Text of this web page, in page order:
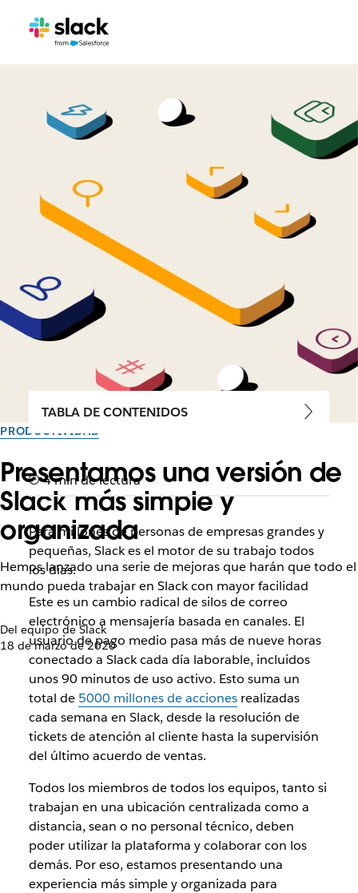
PRODUCTIVIDAD
Presentamos una versión de
Slack más simple y
organizada
Hemos lanzado una serie de mejoras que harán que todo el
mundo pueda trabajar en Slack con mayor facilidad
Del equipo de Slack
18 de marzo de 2020
TABLA DE CONTENIDOS
4 min de lectura
Para millones de personas de empresas grandes y
pequeñas, Slack es el motor de su trabajo todos
los días.
Este es un cambio radical de silos de correo
electrónico a mensajería basada en canales. El
usuario de pago medio pasa más de nueve horas
conectado a Slack cada día laborable, incluidos
unos 90 minutos de uso activo. Esto suma un
total de5000 millones de accionesrealizadas
cada semana en Slack, desde la resolución de
tickets de atención al cliente hasta la supervisión
del último acuerdo de ventas.
Todos los miembros de todos los equipos, tanto si
trabajan en una ubicación centralizada como a
distancia, sean o no personal técnico, deben
poder utilizar la plataforma y colaborar con los
demás. Por eso, estamos presentando una
experiencia más simple y organizada para